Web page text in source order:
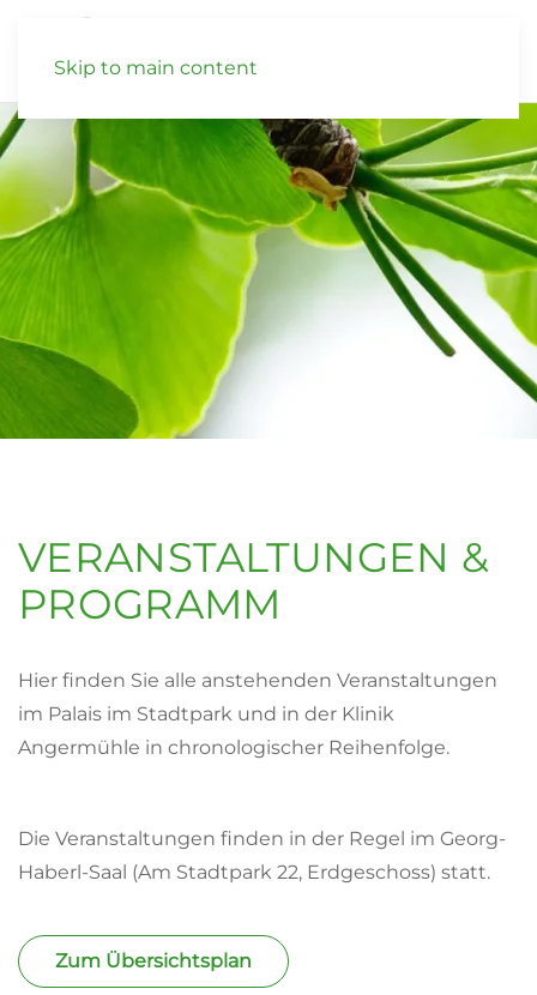
Skip to main content
VERANSTALTUNGEN &
PROGRAMM
Hier finden Sie alle anstehenden Veranstaltungen
im Palais im Stadtpark und in der Klinik
Angermühle in chronologischer Reihenfolge.
Die Veranstaltungen finden in der Regel im Georg-
Haberl-Saal (Am Stadtpark 22, Erdgeschoss) statt.
Zum Übersichtsplan